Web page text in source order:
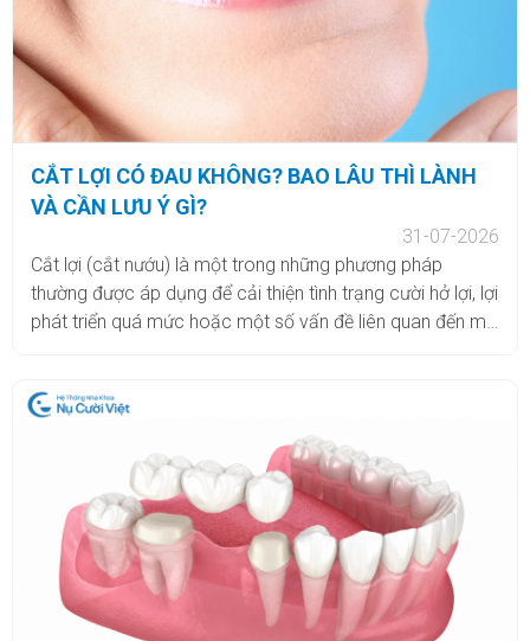
CẮT LỢI CÓ ĐAU KHÔNG? BAO LÂU THÌ LÀNH
VÀ CẦN LƯU Ý GÌ?
31-07-2026
Cắt lợi (cắt nướu) là một trong những phương pháp
thường được áp dụng để cải thiện tình trạng cười hở lợi, lợi
phát triển quá mức hoặc một số vấn đề liên quan đến mô
điều trị nha khoa khác để đạt hiệu quả phù hợp. Tuy nhiên,
nhiều khách hàng vẫn còn lo lắng cắt lợi có đau không,
thực hiện trong bao lâu, bao lâu thì lành và cần chăm sóc
như thế nào sau tiểu phẫu. Cùng tìm hiểu chi tiết trong bài
viết dưới đây.